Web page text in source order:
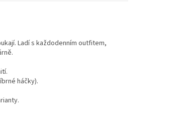
Ladí s každodenním outfitem,
háčky).